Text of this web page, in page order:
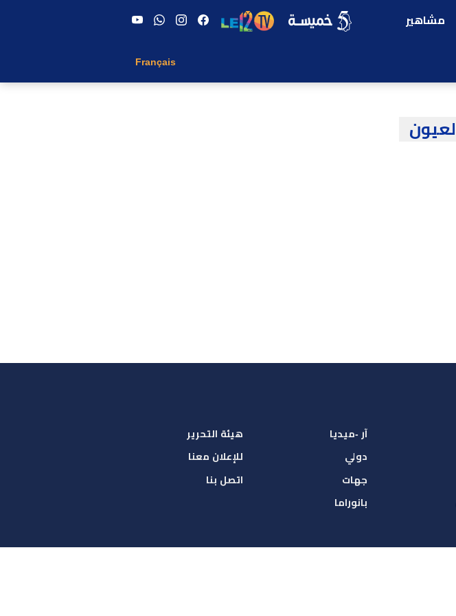
مشاهير
Français
لعيون
آر -ميديا
دولي
جهات
بانوراما
هيئة التحرير
للإعلان معنا
اتصل بنا